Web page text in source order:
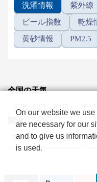
洗濯情報 紫外線
ビール指数
乾燥
黄砂情報
PM2.5
全国の天気
天気(今日・明日)
関連リンク
TSS ライク！公式X
On our website we
are necessary for our
and to give us
is used.